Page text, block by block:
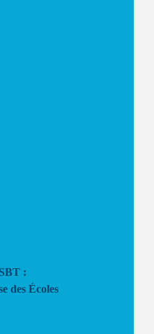
:
des Écoles